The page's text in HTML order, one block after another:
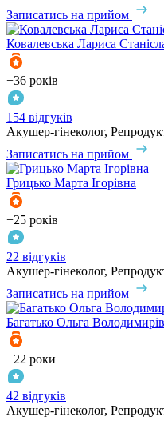
Записатись на прийом
Ковалевська Лариса
+36 років
154 відгуків
Акушер-гінеколог,
Записатись на прийом
Грицько Марта Ігорівна
+25 років
22 відгуків
Акушер-гінеколог,
Записатись на прийом
Багатько Ольга
+22 роки
42 відгуків
Акушер-гінеколог,